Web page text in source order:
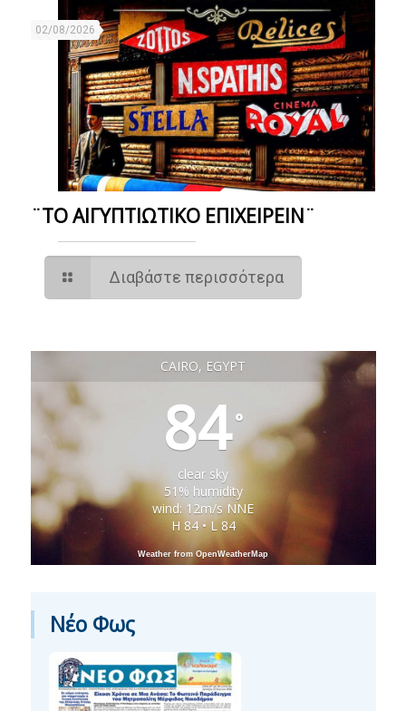
02/08/2026
¨ΤΟ ΑΙΓΥΠΤΙΩΤΙΚΟ ΕΠΙΧΕΙΡΕΙΝ¨
Διαβάστε περισσότερα
CAIRO, EGYPT
84°
clear sky
51% humidity
wind: 12m/s NNE
H 84 • L 84
Weather from OpenWeatherMap
Νέο Φως